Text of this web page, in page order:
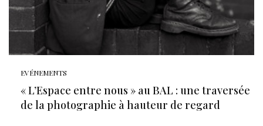
EVÉNEMENTS
« L’Espace entre nous » au BAL : une traversée
de la photographie à hauteur de regard